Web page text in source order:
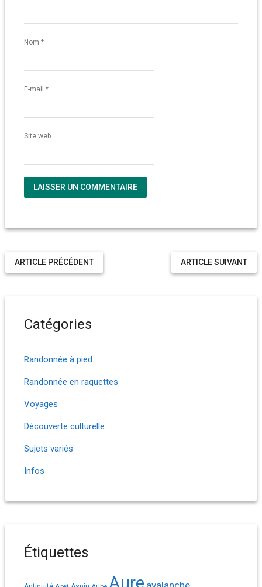
Nom *
E-mail *
Site web
ARTICLE SUIVANT
ARTICLE PRÉCÉDENT
Catégories
Randonnée à pied
Randonnée en raquettes
Voyages
Découverte culturelle
Sujets variés
Infos
Étiquettes
Aure